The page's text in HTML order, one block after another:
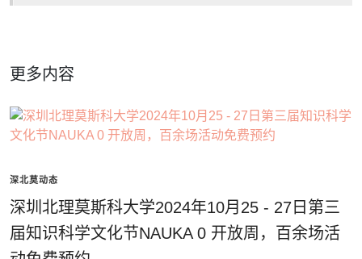
更多内容
深北莫动态
深圳北理莫斯科大学2024年10月25 - 27日第三
届知识科学文化节NAUKA 0 开放周，百余场活